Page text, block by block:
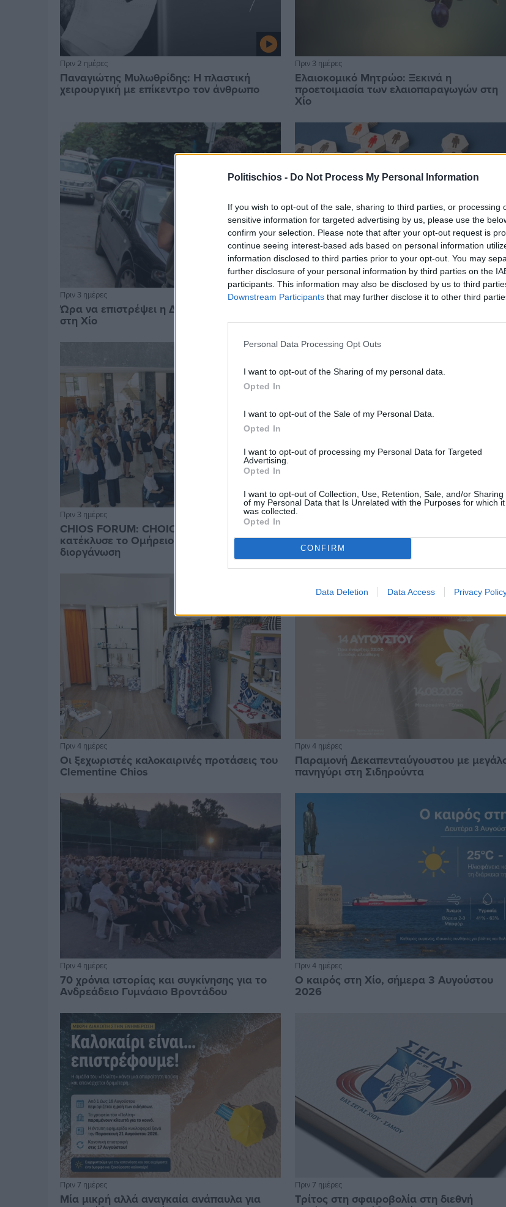
Politischios - Do Not Process My Personal Information
If you wish to opt-out of the sale, sharing to third parties, or processing
sensitive information for targeted advertising by us, please use the
confirm your selection. Please note that after your opt-out request is
continue seeing interest-based ads based on personal information
information disclosed to third parties prior to your opt-out. You may
further disclosure of your personal information by third parties on the
participants. This information may also be disclosed by us to third
Downstream Participants that may further disclose it to other third
Personal Data Processing Opt Outs
I want to opt-out of the Sharing of my personal data.
Opted In
I want to opt-out of the Sale of my Personal Data.
Opted In
I want to opt-out of processing my Personal Data for Targeted
Advertising.
Opted In
I want to opt-out of Collection, Use, Retention, Sale, and/or Sharing
of my Personal Data that Is Unrelated with the Purposes for which it
was collected.
Opted In
CONFIRM
Data Deletion Data Access Privacy
Πριν 2 ημέρες
Παναγιώτης Μυλωθρίδης: Η πλαστική
χειρουργική με επίκεντρο τον άνθρωπο
Πριν 3 ημέρες
Ελαιοκομικό Μητρώο: Ξεκινά η
προετοιμασία των ελαιοπαραγωγών στη
Χίο
Πριν 3 ημέρες
Ώρα να επιστρέψει η Δημοτική Αστυνομία
στη Χίο
Πριν 3 ημέρες
«κόκκινο»
Πριν 3 ημέρες
CHIOS FORUM: CHOICES- Πλήθος κόσμου
κατέκλυσε το Ομήρειο για την μεγάλη
διοργάνωση
Πριν 3 ημέρες
ένταξη στο ανθυγιεινό επίδομα
Πριν 4 ημέρες
Οι ξεχωριστές καλοκαιρινές προτάσεις του
Clementine Chios
Πριν 4 ημέρες
Παραμονή Δεκαπενταύγουστου με
πανηγύρι στη Σιδηρούντα
Πριν 4 ημέρες
70 χρόνια ιστορίας και συγκίνησης για το
Ανδρεάδειο Γυμνάσιο Βροντάδου
Πριν 4 ημέρες
Ο καιρός στη Χίο, σήμερα 3 Αυγούστου
2026
Πριν 7 ημέρες
Μία μικρή αλλά αναγκαία ανάπαυλα για
Πριν 7 ημέρες
Τρίτος στη σφαιροβολία στη διεθνή